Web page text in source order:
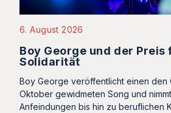
6. August 2026
Boy George und der Preis
Solidarität
Boy George veröffentlicht einen den
Oktober gewidmeten Song und
Anfeindungen bis hin zu beruflichen